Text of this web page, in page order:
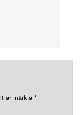
är märkta *